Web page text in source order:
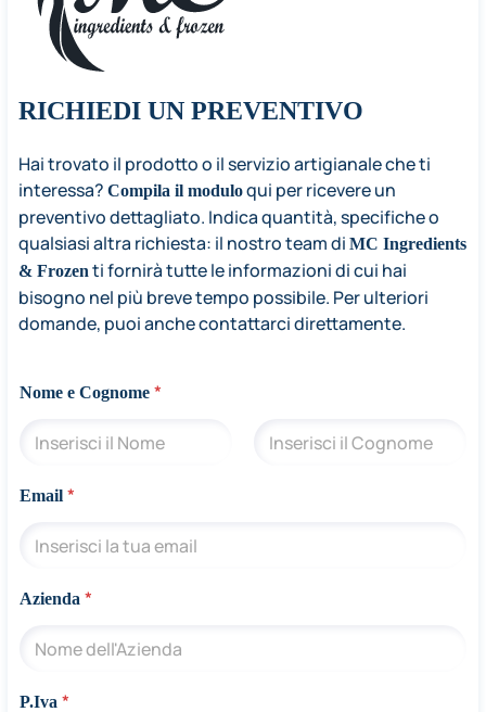
RICHIEDI UN PREVENTIVO
Hai trovato il prodotto o il servizio artigianale che ti
interessa? Compila il moduloqui per ricevere un
preventivo dettagliato. Indica quantità, specifiche o
qualsiasi altra richiesta: il nostro team di MC Ingredients
& Frozen ti fornirà tutte le informazioni di cui hai
bisogno nel più breve tempo possibile. Per ulteriori
domande, puoi anche contattarci direttamente.
Nome e Cognome *
Email *
*
n
Azienda *
P.Iva *